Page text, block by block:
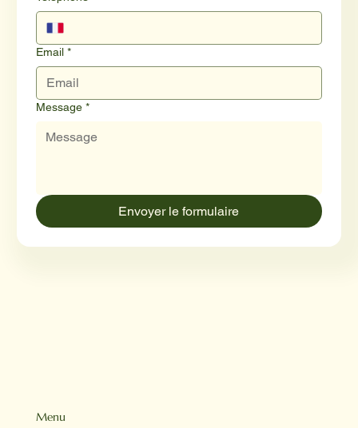
Menu
Email *
Message *
Envoyer le formulaire